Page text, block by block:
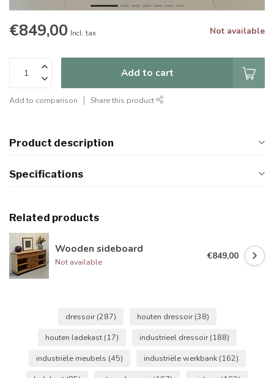
€849,00 Incl. tax Not available
Add to cart
Add to comparison Share this product
Product description
Specifications
Related products
Wooden sideboard
Not available
€849,00
dressoir(287) houten dressoir(38)
houten ladekast (17) industrieel dressoir(188)
industriële meubels (45) industriële werkbank (162)